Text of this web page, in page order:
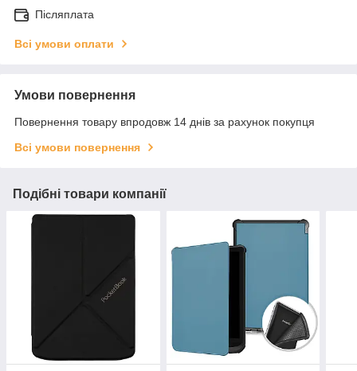
Післяплата
Всі умови оплати
Умови повернення
Повернення товару впродовж 14 днів за рахунок покупця
Всі умови повернення
Подібні товари компанії